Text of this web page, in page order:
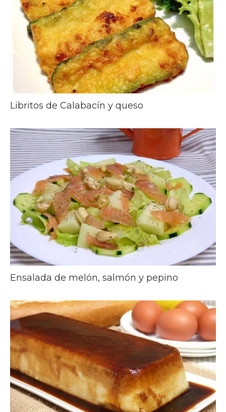
Libritos de Calabacín y queso
Ensalada de melón, salmón y pepino